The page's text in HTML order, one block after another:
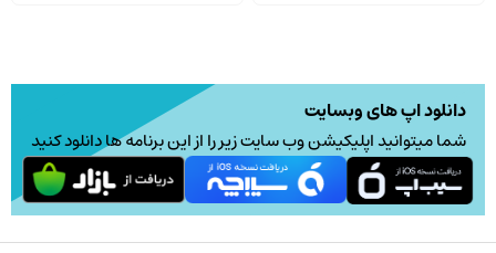
دانلود اپ های وبسایت
شما میتوانید اپلیکیشن وب سایت زیر را از این برنامه ها دانلود کنید